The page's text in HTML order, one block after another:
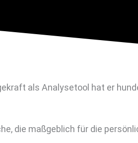
als Analysetool hat er
die maßgeblich für die